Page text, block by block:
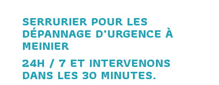
SERRURIER POUR LES
DÉPANNAGE D’URGENCE À
MEINIER
24H / 7 ET INTERVENONS
DANS LES 30 MINUTES.